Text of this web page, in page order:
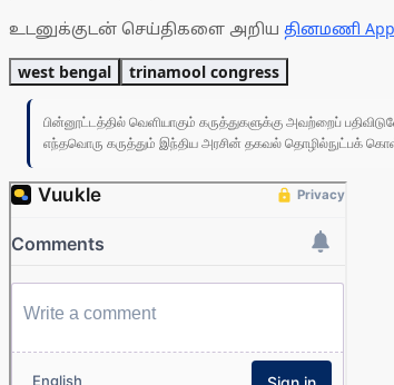
உடனுக்குடன் செய்திகளை அறிய தினமணி App
west bengal trinamool congress
பின்னூட்டத்தில் வெளியாகும் கருத்துகளுக்கு அவற்றைப்
எந்தவொரு கருத்தும் இந்திய அரசின் தகவல் தொழில்நுட்பக்